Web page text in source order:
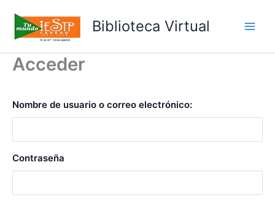
contenido
Biblioteca Virtual
Acceder
Nombre de usuario o correo electrónico:
Contraseña